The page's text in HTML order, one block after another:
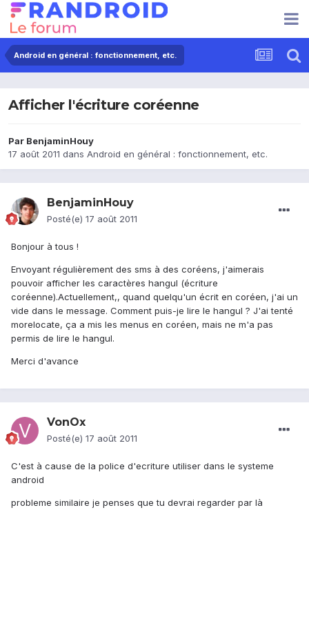
Android en général : fonctionnement, etc.
Afficher l'écriture coréenne
Par BenjaminHouy
17 août 2011 dans Android en général : fonctionnement, etc.
BenjaminHouy
Posté(e) 17 août 2011
Bonjour à tous !
Envoyant régulièrement des sms à des coréens, j'aimerais
pouvoir afficher les caractères hangul (écriture
coréenne).Actuellement,, quand quelqu'un écrit en coréen, j'ai un
vide dans le message. Comment puis-je lire le hangul ? J'ai tenté
morelocate, ça a mis les menus en coréen, mais ne m'a pas
permis de lire le hangul.
Merci d'avance
VonOx
Posté(e) 17 août 2011
C'est à cause de la police d'ecriture utiliser dans le systeme
android
probleme similaire je penses que tu devrai regarder par là